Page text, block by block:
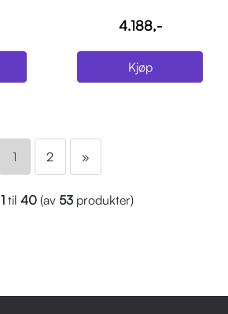
4.188,-
Kjøp
1 2 »
1til 40(av 53produkter)